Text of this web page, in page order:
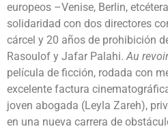
europeos –Venise, Berlin,
solidaridad con dos directores
cárcel y 20 años de prohibición
Rasoulof y Jafar Palahi.Au
película de ficción, rodada con
excelente factura
joven abogada (Leyla Zareh),
en una nueva carrera de